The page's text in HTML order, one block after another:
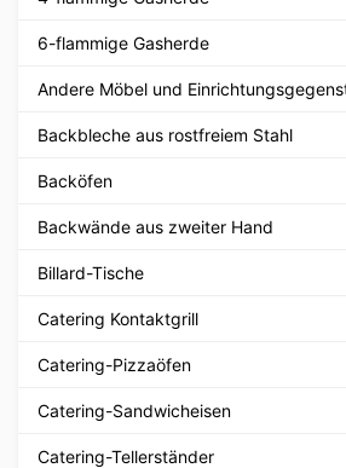
6-flammige Gasherde
Andere Möbel und
Backbleche aus rostfreiem Stahl
Backöfen
Backwände aus zweiter Hand
Billard-Tische
Catering Kontaktgrill
Catering-Pizzaöfen
Catering-Sandwicheisen
Catering-Tellerständer